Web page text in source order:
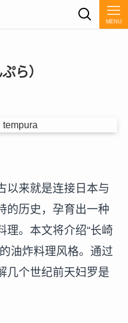
MENU
ら）
以来就是连接日本与
的历史，孕育出一种
理。本文将介绍“长崎
油炸料理风格。通过
几个世纪前天妇罗是